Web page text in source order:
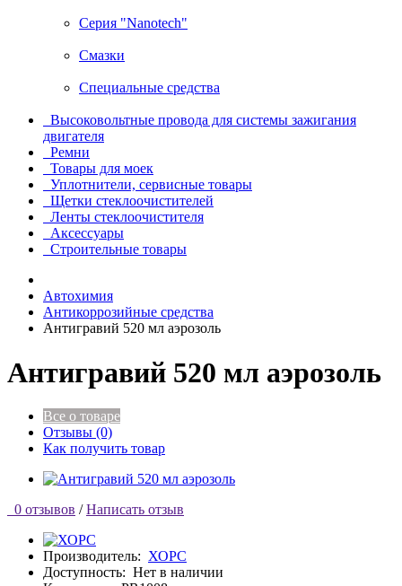
Серия "Nanotech"
Смазки
Специальные средства
Высоковольтные провода для системы зажигания
двигателя
Ремни
Товары для моек
Уплотнители, сервисные товары
Щетки стеклоочистителей
Ленты стеклоочистителя
Аксессуары
Строительные товары
Автохимия
Антикоррозийные средства
Антигравий 520 мл аэрозоль
Антигравий 520 мл аэрозоль
Все о товаре
Отзывы (0)
Как получить товар
0 отзывов / Написать отзыв
Производитель: ХОРС
Доступность: Нет в наличии